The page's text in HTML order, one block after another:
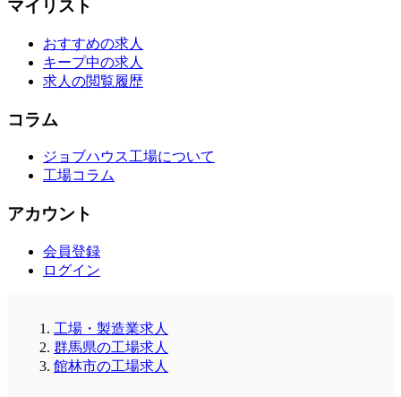
マイリスト
おすすめの求人
キープ中の求人
求人の閲覧履歴
コラム
ジョブハウス工場について
工場コラム
アカウント
会員登録
ログイン
工場・製造業求人
群馬県の工場求人
館林市の工場求人